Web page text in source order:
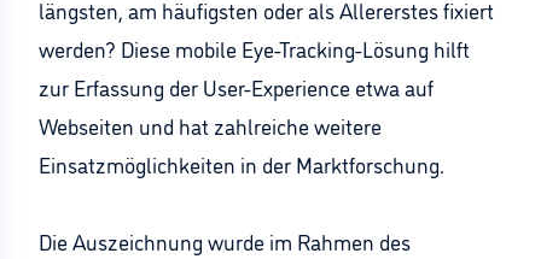
längsten, am häufigsten oder als Allererstes fixiert
werden? Diese mobile Eye-Tracking-Lösung hilft
zur Erfassung der User-Experience etwa auf
Webseiten und hat zahlreiche weitere
Einsatzmöglichkeiten in der Marktforschung.
Die Auszeichnung wurde im Rahmen des